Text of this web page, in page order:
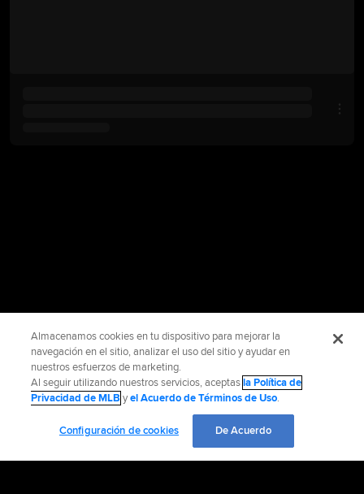
Almacenamos cookies en tu dispositivo para mejorar la
navegación en el sitio, analizar el uso del sitio y ayudar en
nuestros esfuerzos de marketing.
Al seguir utilizando nuestros servicios, aceptasla Política de
Privacidad de MLB yel Acuerdo de Términos de Uso.
Configuración de cookies De Acuerdo